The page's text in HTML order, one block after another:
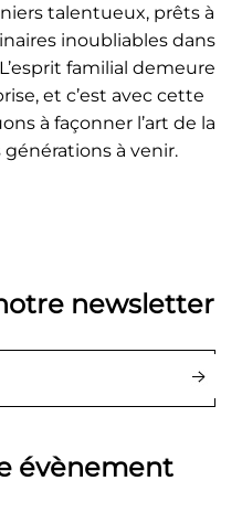
talentueux, prêts à
inoubliables dans
familial demeure
et c’est avec cette
à façonner l’art de la
à venir.
newsletter
évènement